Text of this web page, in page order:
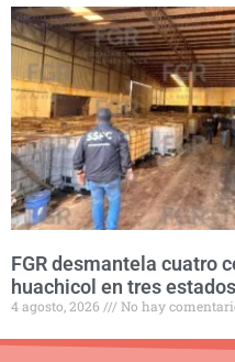
FGR desmantela cuatro
huachicol en tres estados
4 agosto, 2026 No hay